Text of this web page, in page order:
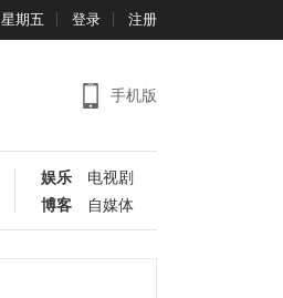
星期五 登录 注册
手机版
娱乐
电视剧
博客
自媒体